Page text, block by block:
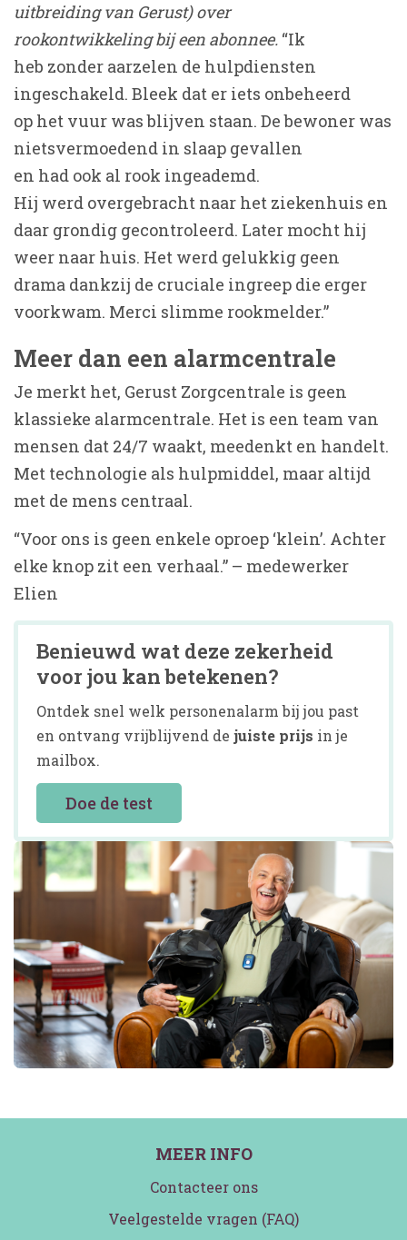
uitbreiding van Gerust) over
rookontwikkeling bij een abonnee. “Ik
heb zonder aarzelen de hulpdiensten
ingeschakeld. Bleek dat er iets onbeheerd
op het vuur was blijven staan. De bewoner was
nietsvermoedend in slaap gevallen
en had ook al rook ingeademd.
Hij werd overgebracht naar het ziekenhuis en
daar grondig gecontroleerd. Later mocht hij
weer naar huis. Het werd gelukkig geen
drama dankzij de cruciale ingreep die erger
voorkwam. Merci slimme rookmelder.”
Meer dan een alarmcentrale
Je merkt het, Gerust Zorgcentrale is geen
klassieke alarmcentrale. Het is een team van
mensen dat 24/7 waakt, meedenkt en handelt.
Met technologie als hulpmiddel, maar altijd
met de mens centraal.
“Voor ons is geen enkele oproep ‘klein’. Achter
elke knop zit een verhaal.” – medewerker
Elien
Benieuwd wat deze zekerheid
voor jou kan betekenen?
Ontdek snel welk personenalarm bij jou past
en ontvang vrijblijvend de juiste prijs in je
mailbox.
Doe de test
MEER INFO
Contacteer ons
Veelgestelde vragen (FAQ)